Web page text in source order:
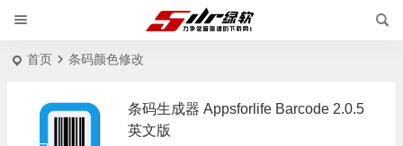
首页 条码颜色修改
条码生成器 Appsforlife Barcode 2.0.5
英文版